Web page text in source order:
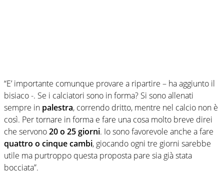
“E’ importante comunque provare a ripartire – ha aggiunto il
bisiaco -. Se i calciatori sono in forma? Si sono allenati
sempre in palestra, correndo dritto, mentre nel calcio non è
così. Per tornare in forma e fare una cosa molto breve direi
che servono20 o 25 giorni. Io sono favorevole anche a fare
quattro o cinque cambi, giocando ogni tre giorni sarebbe
utile ma purtroppo questa proposta pare sia già stata
bocciata”.